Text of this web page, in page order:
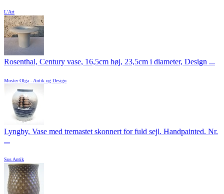
L'Art
Rosenthal, Century vase, 16,5cm høj, 23,5cm i diameter, Design ...
Moster Olga - Antik og Design
Lyngby, Vase med tremastet skonnert for fuld sejl. Handpainted. Nr.
...
Sus Antik